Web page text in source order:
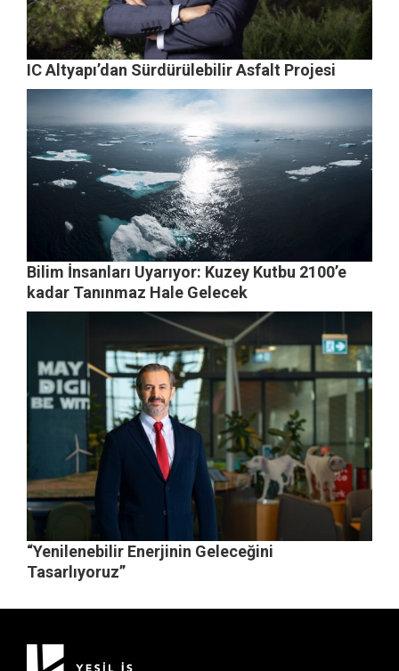
IC Altyapı’dan Sürdürülebilir Asfalt Projesi
Bilim İnsanları Uyarıyor: Kuzey Kutbu 2100’e
kadar Tanınmaz Hale Gelecek
“Yenilenebilir Enerjinin Geleceğini
Tasarlıyoruz”